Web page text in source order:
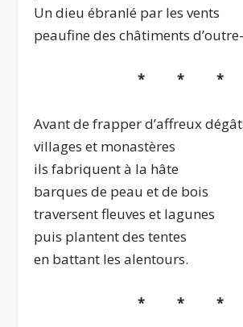
Un dieu ébranlé par les vents
peaufine des châtiments
* * *
Avant de frapper d’affreux
villages et monastères
ils fabriquent à la hâte
barques de peau et de bois
traversent fleuves et lagunes
puis plantent des tentes
en battant les alentours.
* * *